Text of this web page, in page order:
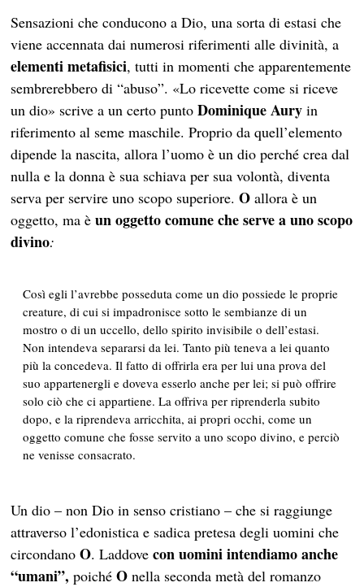
Sensazioni che conducono a Dio, una sorta di estasi che
viene accennata dai numerosi riferimenti alle divinità, a
elementi metafisici, tutti in momenti che apparentemente
sembrerebbero di “abuso”. «Lo ricevette come si riceve
un dio» scrive a un certo puntoDominique Aury in
riferimento al seme maschile. Proprio da quell’elemento
dipende la nascita, allora l’uomo è un dio perché crea dal
nulla e la donna è sua schiava per sua volontà, diventa
serva per servire uno scopo superiore.O allora è un
oggetto, ma èun oggetto comune che serve a uno scopo
divino:
Così egli l’avrebbe possedutacome un dio possiede le proprie
creature, di cui si impadronisce sotto le sembianze di un
mostro o di un uccello, dello spirito invisibile o dell’estasi.
Non intendeva separarsi da lei. Tanto più teneva a lei quanto
più la concedeva. Il fatto di offrirla era per lui una prova del
suo appartenergli e doveva esserlo anche per lei; si può offrire
solo ciò che ci appartiene. La offriva per riprenderla subito
dopo, e la riprendeva arricchita, ai propri occhi, come un
oggetto comune che fosse servito a uno scopo divino, e perciò
ne venisse consacrato.
Un dio – non Dio in senso cristiano – che si raggiunge
attraverso l’edonistica e sadica pretesa degli uomini che
circondanoO. Laddovecon uomini intendiamo anche
“umani”, poichéO nella seconda metà del romanzo